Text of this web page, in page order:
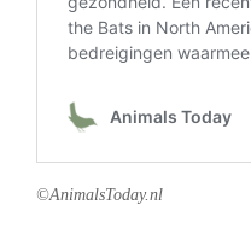
©AnimalsToday.nl